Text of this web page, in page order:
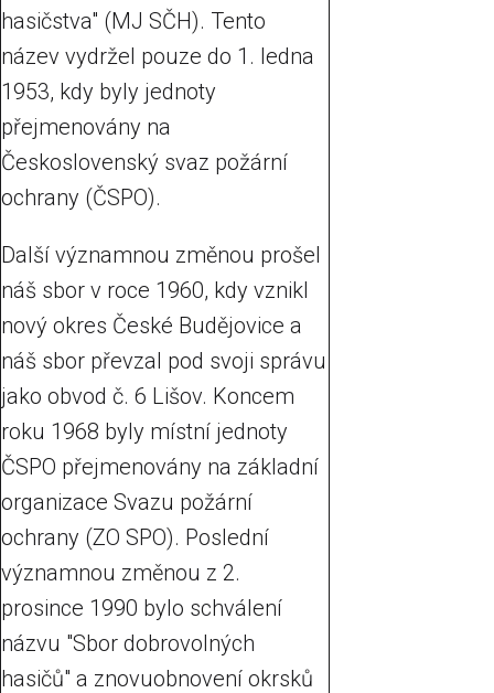
hasičstva" (MJ SČH). Tento
název vydržel pouze do 1. ledna
1953, kdy byly jednoty
přejmenovány na
Československý svaz požární
ochrany (ČSPO).
Další významnou změnou prošel
náš sbor v roce 1960, kdy vznikl
nový okres České Budějovice a
náš sbor převzal pod svoji správu
jako obvod č. 6 Lišov. Koncem
roku 1968 byly místní jednoty
ČSPO přejmenovány na základní
organizace Svazu požární
ochrany (ZO SPO). Poslední
významnou změnou z 2.
prosince 1990 bylo schválení
názvu "Sbor dobrovolných
hasičů" a znovuobnovení okrsků